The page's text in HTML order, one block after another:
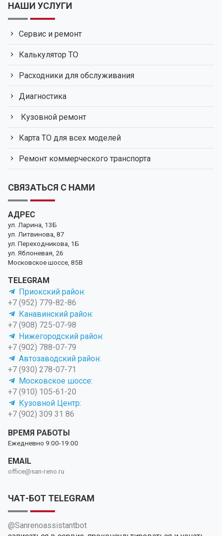
НАШИ УСЛУГИ
Сервис и ремонт
Калькулятор ТО
Расходники для обслуживания
Диагностика
Кузовной ремонт
Карта ТО для всех моделей
Ремонт коммерческого транспорта
СВЯЗАТЬСЯ С НАМИ
АДРЕС
ул. Ларина, 13Б
ул. Литвинова, 87
ул. Переходникова, 1Б
ул. Яблоневая, 26
Московское шоссе, 85В
TELEGRAM
Приокский район:
+7 (952) 779-82-86
Канавинский район:
+7 (908) 725-07-98
Нижегородский район:
+7 (902) 788-07-79
Автозаводский район:
+7 (930) 278-07-71
Московское шоссе:
+7 (910) 105-61-20
Кузовной Центр:
+7 (902) 309 31 86
ВРЕМЯ РАБОТЫ
Ежедневно 9:00-19:00
EMAIL
office@san-reno.ru
ЧАТ-БОТ TELEGRAM
@Sanrenoassistantbot